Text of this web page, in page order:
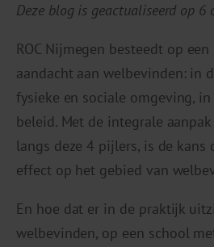
Deze blog is geactualiseerd op 6
ROC Nijmegen besteedt op
aandacht aan welbevinden: in
fysieke en sociale omgeving,
beleid. Met de integrale
langs deze 4 pijlers, is de kans
effect op het gebied van
En hoe dat er in de praktijk
welbevinden, op een school